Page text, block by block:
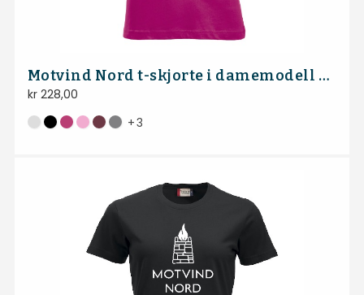
Motvind Nord t-skjorte i damemodell med hvit eller sort logo
kr228,00
+3